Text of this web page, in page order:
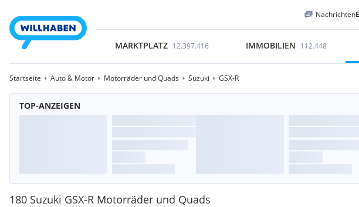
Nachrichten
MARKTPLATZ 12.397.416 IMMOBILIEN 112.448
Startseite Auto & Motor Motorräder und Quads Suzuki GSX-R
TOP-ANZEIGEN
180 Suzuki GSX-R Motorräder und Quads